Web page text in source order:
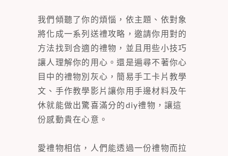
我們傾聽了你的煩惱，依主題、依對象
將化成一系列送禮攻略，邀請你用對的
方法找到合適的禮物，並且用些小技巧
讓人理解你的用心。還是遍尋不著你心
目中的禮物別灰心，簡易手工卡片教學
文、手作教學影片讓你用手邊材料及午
休就能做出驚喜滿分的diy禮物，讓這
份感動貴在心意。
愛禮物相信，人們能透過一份禮物而拉